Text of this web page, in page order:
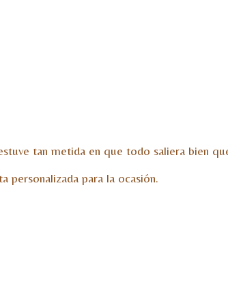
tan metida en que todo saliera bien
personalizada para la ocasión.